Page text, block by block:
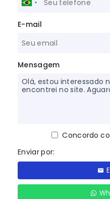
E-mail
Mensagem
Concordo
Enviar por: